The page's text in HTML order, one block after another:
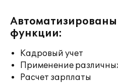
функции:
Кадровый учет
Применение
Расчет зарплаты